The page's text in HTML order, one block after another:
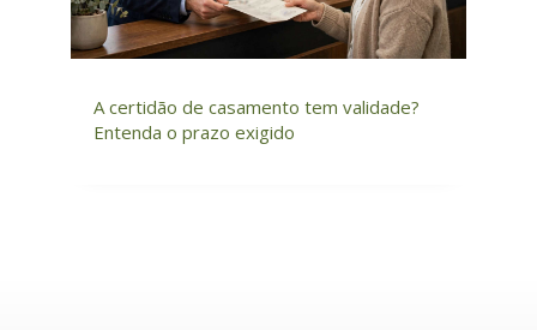
A certidão de casamento tem validade?
Entenda o prazo exigido